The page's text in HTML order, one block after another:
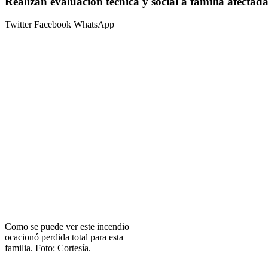
TwitterFacebook WhatsApp
Como se puede ver este incendio
ocacionó perdida total para esta
familia. Foto: Cortesía.